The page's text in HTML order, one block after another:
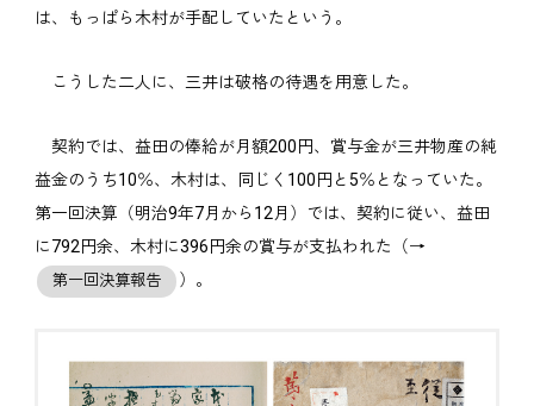
は、もっぱら木村が手配していたという。
こうした二人に、三井は破格の待遇を用意した。
契約では、益田の俸給が月額200円、賞与金が三井物産の純
益金のうち10％、木村は、同じく100円と5％となっていた。
第一回決算（明治9年7月から12月）では、契約に従い、益田
に792円余、木村に396円余の賞与が支払われた（→
第一回決算報告 ）。